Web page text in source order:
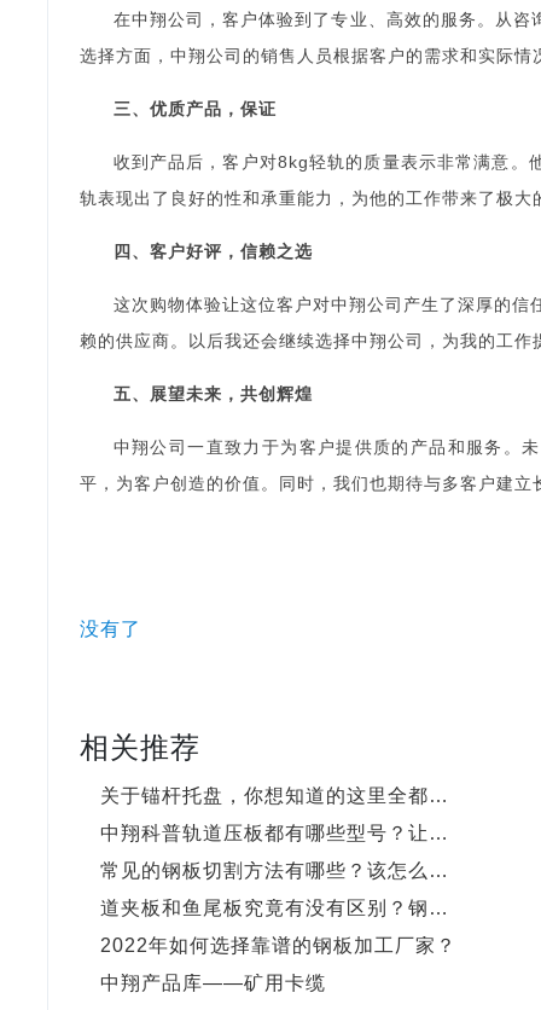
在中翔公司，客户体验到了专业、高效的服务。从
选择方面，中翔公司的销售人员根据客户的需求和实际
三、优质产品，保证
收到产品后，客户对8kg轻轨的质量表示非常满意。
轨表现出了良好的性和承重能力，为他的工作带来了极大
四、客户好评，信赖之选
这次购物体验让这位客户对中翔公司产生了深厚的
赖的供应商。以后我还会继续选择中翔公司，为我的工作
五、展望未来，共创辉煌
中翔公司一直致力于为客户提供质的产品和服务。
平，为客户创造的价值。同时，我们也期待与多客户建
没有了
相关推荐
关于锚杆托盘，你想知道的这里全都…
中翔科普轨道压板都有哪些型号？让…
常见的钢板切割方法有哪些？该怎么…
道夹板和鱼尾板究竟有没有区别？钢…
2022年如何选择靠谱的钢板加工厂家？
中翔产品库——矿用卡缆